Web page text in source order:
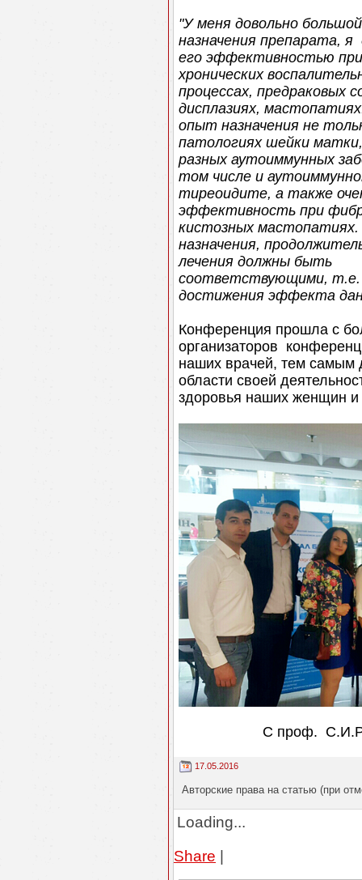
"У меня довольно
назначения препарата, я
его эффективностью при
хронических
процессах, предраковых
дисплазиях,
опыт назначения не
патологиях шейки
разных аутоиммунных
том числе и
тиреоидите, а также
эффективность при
кистозных
назначения,
лечения должны быть
соответствующими, т.е.
достижения эффекта
Конференция прошла с
организаторов
наших врачей, тем
области своей
здоровья наших женщин и
С проф.
17.05.2016
Авторские права на статью (при
Loading...
Share |